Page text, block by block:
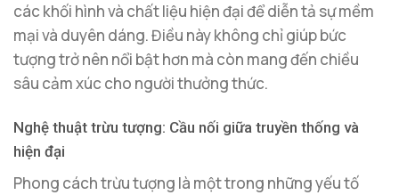
các khối hình và chất liệu hiện đại để diễn tả sự mềm
mại và duyên dáng. Điều này không chỉ giúp bức
tượng trở nên nổi bật hơn mà còn mang đến chiều
sâu cảm xúc cho người thưởng thức.
Nghệ thuật trừu tượng: Cầu nối giữa truyền thống và
hiện đại
Phong cách trừu tượng là một trong những yếu tố